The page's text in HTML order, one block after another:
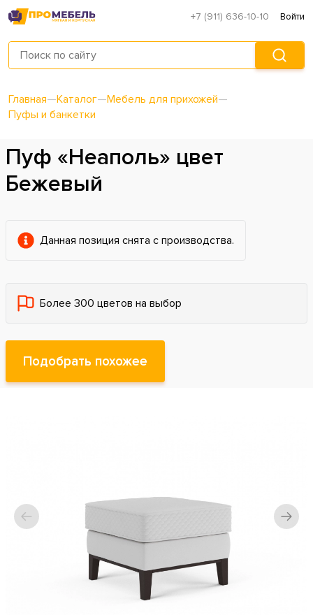
+7 (911) 636-10-10 Войти
Главная—Каталог—Мебель для прихожей—
Пуфы и банкетки
Пуф «Неаполь» цвет
Бежевый
Данная позиция снята с производства.
Более 300 цветов на выбор
Подобрать похожее